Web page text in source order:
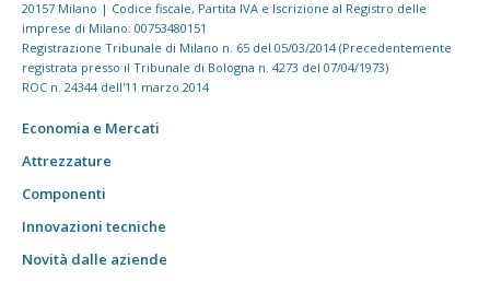
20157 Milano | Codice fiscale, Partita IVA e Iscrizione al Registro delle
imprese di Milano: 00753480151
Registrazione Tribunale di Milano n. 65 del 05/03/2014 (Precedentemente
registrata presso il Tribunale di Bologna n. 4273 del 07/04/1973)
ROC n. 24344 dell'11 marzo 2014
Economia e Mercati
Attrezzature
Componenti
Innovazioni tecniche
Novità dalle aziende